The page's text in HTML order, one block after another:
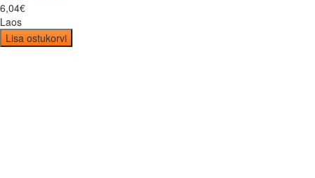
6,04€
Laos
Lisa ostukorvi